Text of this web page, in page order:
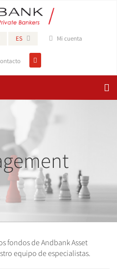
ES Mi cuenta
fondos de Andbank Asset
equipo de especialistas.